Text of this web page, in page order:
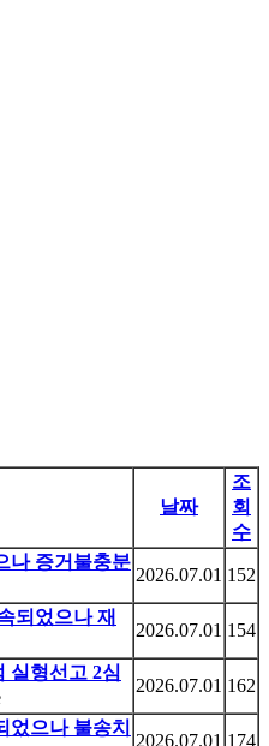
날짜
조
회
수
나 증거불충분
2026.07.01 152
되었으나 재
2026.07.01 154
실형선고 2심
2026.07.01 162
었으나 불송치
2026.07.01 174